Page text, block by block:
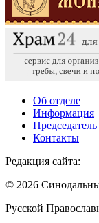
Об отделе
Информация
Председатель
Контакты
Редакция сайта:
© 2026
Русской